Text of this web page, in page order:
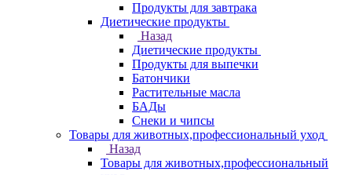
Продукты для завтрака
Диетические продукты
Назад
Диетические продукты
Продукты для выпечки
Батончики
Растительные масла
БАДы
Снеки и чипсы
Товары для животных,профессиональный уход
Назад
Товары для животных,профессиональный